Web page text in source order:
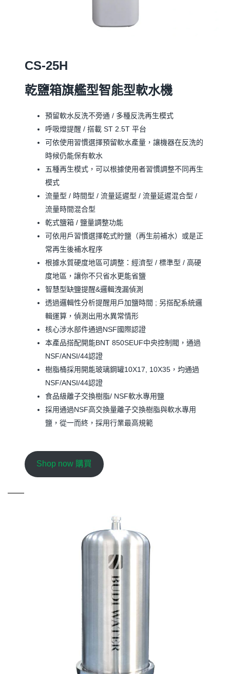
CS-25H
乾鹽箱旗艦型智能型軟水機
預留軟水反洗不旁通 / 多種反洗再生模式
呼吸燈提醒 / 搭載 ST 2.5T 平台
可依使用習慣選擇預留軟水產量，讓機器在反洗的
時候仍能保有軟水
五種再生模式，可以根據使用者習慣調整不同再生
模式
流量型 / 時間型 / 流量延遲型 / 流量延遲混合型 /
流量時間混合型
乾式鹽箱 / 鹽量調整功能
可依用戶習慣選擇乾式貯鹽（再生前補水）或是正
常再生後補水程序
根據水質硬度地區可調整：經濟型 / 標準型 / 高硬
度地區，讓你不只省水更能省鹽
智慧型缺鹽提醒&邏輯洩漏偵測
透過邏輯性分析提醒用戶加鹽時間 ; 另搭配系統邏
輯運算，偵測出用水異常情形
核心涉水部件通過NSF國際認證
本產品搭配開能BNT 850SEUF中央控制閥，通過
NSF/ANSI/44認證
樹脂桶採用開能玻璃鋼罐10X17, 10X35，均通過
NSF/ANSI/44認證
食品級離子交換樹脂/ NSF軟水專用鹽
採用通過NSF高交換量離子交換樹脂與軟水專用
鹽，從一而終，採用行業最高規範
Shop now 購買